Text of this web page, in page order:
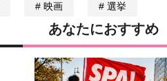
映画 選挙
あなたにおすすめ